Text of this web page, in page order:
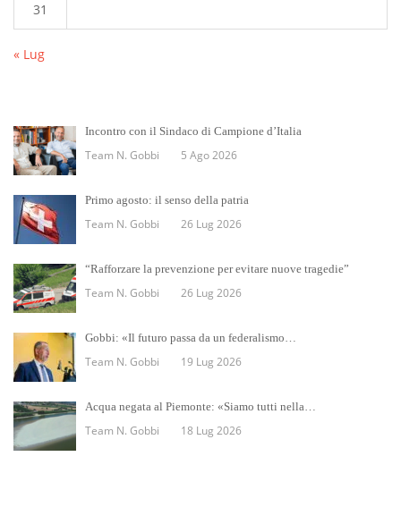
31
« Lug
Incontro con il Sindaco di Campione d’Italia
Team N. Gobbi 5 Ago 2026
Primo agosto: il senso della patria
Team N. Gobbi 26 Lug 2026
“Rafforzare la prevenzione per evitare nuove tragedie”
Team N. Gobbi 26 Lug 2026
Gobbi: «Il futuro passa da un federalismo…
Team N. Gobbi 19 Lug 2026
Acqua negata al Piemonte: «Siamo tutti nella…
Team N. Gobbi 18 Lug 2026